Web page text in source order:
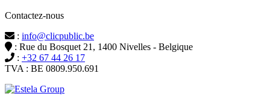
Contactez-nous
: info@clicpublic.be
: Rue du Bosquet 21, 1400 Nivelles - Belgique
: +32 67 44 26 17
TVA : BE 0809.950.691